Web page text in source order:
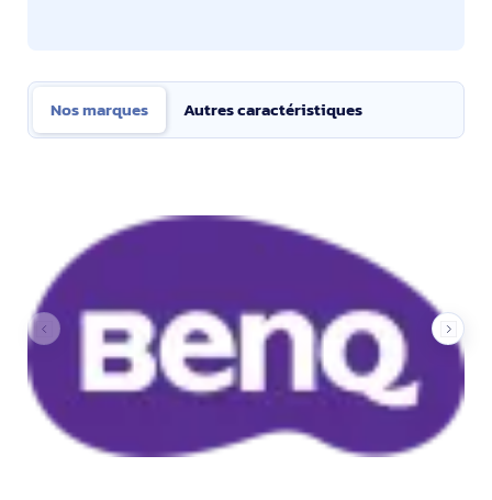
Nos marques Autres caractéristiques